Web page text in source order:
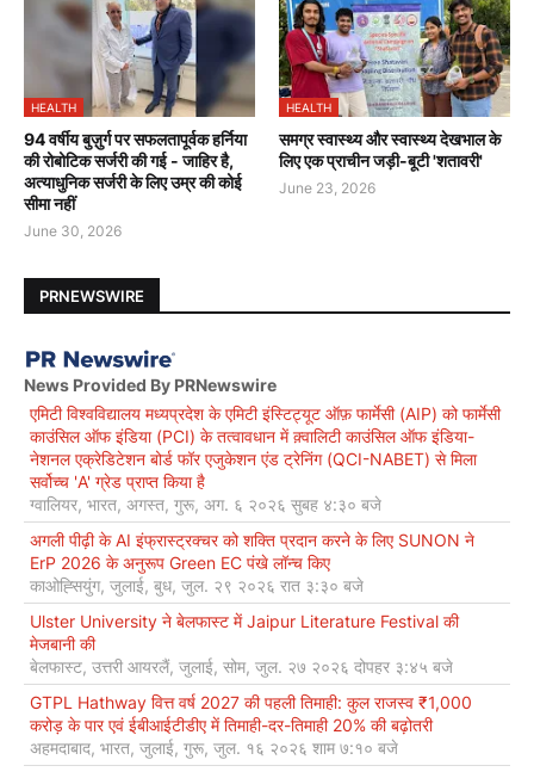
HEALTH
94 वर्षीय बुज़ुर्ग पर सफलतापूर्वक हर्निया
की रोबोटिक सर्जरी की गई - जाहिर है,
अत्याधुनिक सर्जरी के लिए उम्र की कोई
सीमा नहीं
June 30, 2026
HEALTH
समग्र स्वास्थ्य और स्वास्थ्य देखभाल के
लिए एक प्राचीन जड़ी-बूटी 'शतावरी'
June 23, 2026
PRNEWSWIRE
News Provided By PRNewswire
एमिटी विश्वविद्यालय मध्यप्रदेश के एमिटी इंस्टिट्यूट ऑफ़ फार्मेसी (AIP) को फार्मेसी
काउंसिल ऑफ इंडिया (PCI) के तत्वावधान में क़्वालिटी काउंसिल ऑफ इंडिया-
नेशनल एक्रेडिटेशन बोर्ड फॉर एजुकेशन एंड ट्रेनिंग (QCI-NABET) से मिला
सर्वोच्च 'A' ग्रेड प्राप्त किया है
ग्वालियर, भारत, अगस्त, गुरू, अग. ६ २०२६ सुबह ४:३० बजे
अगली पीढ़ी के AI इंफ्रास्ट्रक्चर को शक्ति प्रदान करने के लिए SUNON ने
ErP 2026 के अनुरूप Green EC पंखे लॉन्च किए
काओह्सियुंग, जुलाई, बुध, जुल. २९ २०२६ रात ३:३० बजे
Ulster University ने बेलफास्ट में Jaipur Literature Festival की
मेजबानी की
बेलफास्ट, उत्तरी आयरलैं, जुलाई, सोम, जुल. २७ २०२६ दोपहर ३:४५ बजे
GTPL Hathway वित्त वर्ष 2027 की पहली तिमाही: कुल राजस्व ₹1,000
करोड़ के पार एवं ईबीआईटीडीए में तिमाही-दर-तिमाही 20% की बढ़ोतरी
अहमदाबाद, भारत, जुलाई, गुरू, जुल. १६ २०२६ शाम ७:१० बजे